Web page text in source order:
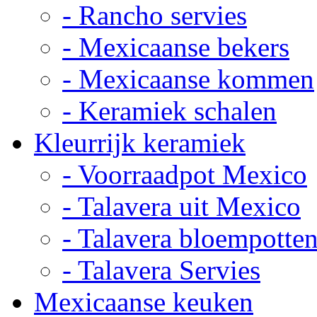
- Rancho servies
- Mexicaanse bekers
- Mexicaanse kommen
- Keramiek schalen
Kleurrijk keramiek
- Voorraadpot Mexico
- Talavera uit Mexico
- Talavera
- Talavera Servies
Mexicaanse keuken